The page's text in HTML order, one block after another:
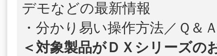
デモなどの最新情報
・分かり易い操作方法／Ｑ＆
＜対象製品がＤＸシリーズの